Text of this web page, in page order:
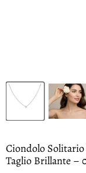
Ciondolo
Taglio Brillante –